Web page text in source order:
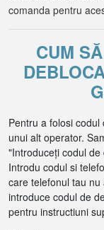
comanda pentru
CUM
Pentru a folosi
unui alt operator.
"Introduceți codul
Introdu codul si
care telefonul tau
introduce codul de
pentru instructiuni